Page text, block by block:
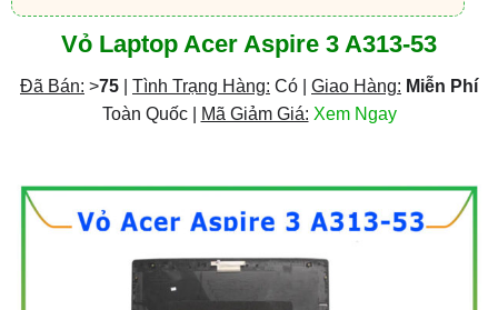
Vỏ Laptop Acer Aspire 3 A313-53
Đã Bán: >75 Tình Trạng Hàng: Có | Giao Hàng: Miễn Phí
Toàn Quốc |
Mã Giảm Giá: Xem Ngay